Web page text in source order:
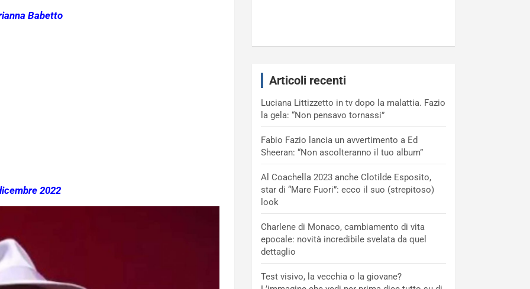
Babetto
2022
Articoli recenti
Luciana Littizzetto in tv dopo la malattia. Fazio
la gela: “Non pensavo tornassi”
Fabio Fazio lancia un avvertimento a Ed
Sheeran: “Non ascolteranno il tuo album”
Al Coachella 2023 anche Clotilde Esposito,
star di “Mare Fuori”: ecco il suo (strepitoso)
look
Charlene di Monaco, cambiamento di vita
epocale: novità incredibile svelata da quel
dettaglio
Test visivo, la vecchia o la giovane?